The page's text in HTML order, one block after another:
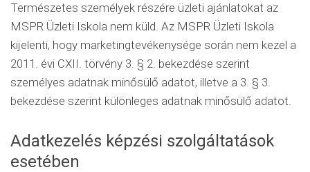
Természetes személyek részére üzleti ajánlatokat az
MSPR Üzleti Iskola nem küld. Az MSPR Üzleti Iskola
kijelenti, hogy marketingtevékenysége során nem kezel a
2011. évi CXII. törvény 3. § 2. bekezdése szerint
személyes adatnak minősülő adatot, illetve a 3. § 3.
bekezdése szerint különleges adatnak minősülő adatot.
Adatkezelés képzési szolgáltatások
esetében